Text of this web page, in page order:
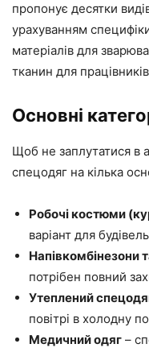
пропонує десятки
урахуванням
матеріалів для
тканин для
Основні
Щоб не заплутатися в
спецодяг на кілька
Робочі костюми
варіант для
Напівкомбінезони
потрібен повний
Утеплений
повітрі в холодну
Медичний одяг –